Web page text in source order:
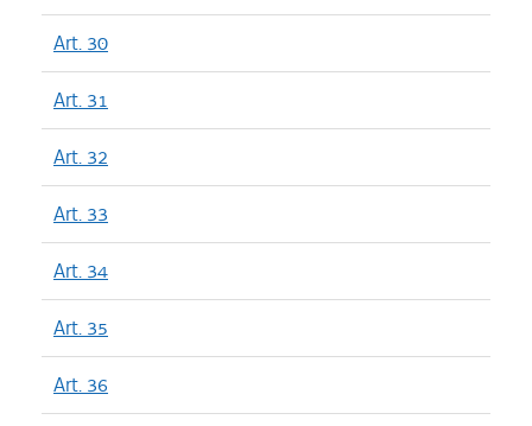
Art. 30
Art. 31
Art. 32
Art. 33
Art. 34
Art. 35
Art. 36